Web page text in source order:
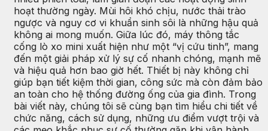
hoạt thường ngày. Mùi hôi khó chịu, nước thải trào
ngược và nguy cơ vi khuẩn sinh sôi là những hậu quả
không ai mong muốn. Giữa lúc đó, máy thông tắc
cống lò xo mini xuất hiện như một “vị cứu tinh”, mang
đến một giải pháp xử lý sự cố nhanh chóng, mạnh mẽ
và hiệu quả hơn bao giờ hết. Thiết bị này không chỉ
giúp bạn tiết kiệm thời gian, công sức mà còn đảm bảo
an toàn cho hệ thống đường ống của gia đình. Trong
bài viết này, chúng tôi sẽ cùng bạn tìm hiểu chi tiết về
chức năng, cách sử dụng, những ưu điểm vượt trội và